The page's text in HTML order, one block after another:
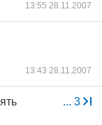
13:55 28.11.2007
13:43 28.11.2007
... 3